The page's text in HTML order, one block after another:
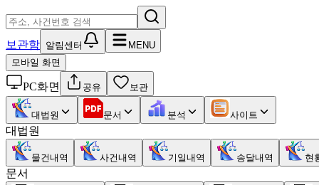
보관함 알림센터
MENU
모바일 화면
PC화면 공유 보관
대법원 문서 분석 사이트
대법원
물건내역 사건내역 기일내역 송달내역 현
문서